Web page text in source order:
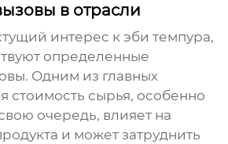
в отрасли
интерес кэби темпура,
определенные
Одним из главных
стоимость сырья, особенно
очередь, влияет на
и может затруднить